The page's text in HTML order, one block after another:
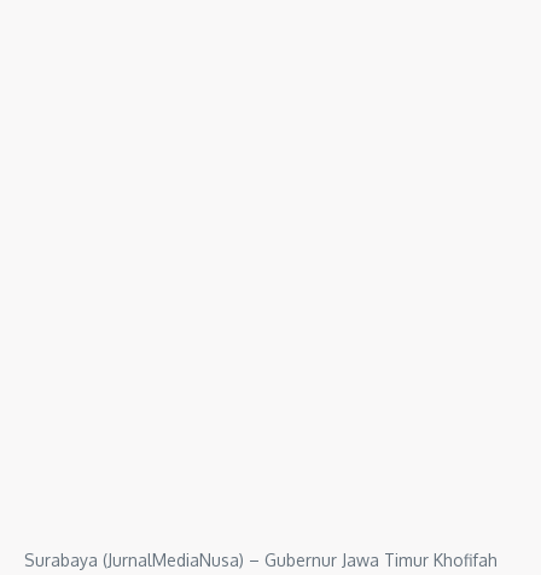
Surabaya (JurnalMediaNusa) – Gubernur Jawa Timur Khofifah